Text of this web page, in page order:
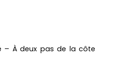
– À deux pas de la côte